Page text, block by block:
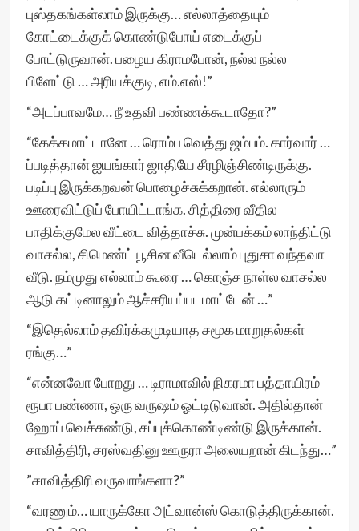
புஸ்தகங்கள்லாம் இருக்கு… எல்லாத்தையும்
கோட்டைக்குக் கொண்டுபோய் எடைக்குப்
போட்டுருவான். பழைய கிராமபோன், நல்ல நல்ல
பிளேட்டு … அரியக்குடி, எம்.எஸ்!”
“அடப்பாவமே… நீ உதவி பண்ணக்கூடாதோ?”
“கேக்கமாட்டானே … ரொம்ப வெத்து ஜம்பம். கார்வார் …
ப்படித்தான் ஐயங்கார் ஜாதியே சீரழிஞ்சிண்டிருக்கு.
படிப்பு இருக்கறவன் பொழைச்சுக்கறான். எல்லாரும்
ஊரைவிட்டுப் போயிட்டாங்க. சித்திரை வீதில
பாதிக்குமேல வீட்டை வித்தாச்சு. முன்பக்கம் லாந்திட்டு
வாசல்ல, சிமெண்ட் பூசின வீடெல்லாம் புதுசா வந்தவா
வீடு. நம்முது எல்லாம் கூரை … கொஞ்ச நாள்ல வாசல்ல
ஆடு கட்டினாலும் ஆச்சரியப்படமாட்டேன் …”
“இதெல்லாம் தவிர்க்கமுடியாத சமூக மாறுதல்கள்
ரங்கு…”
“என்னவோ போறது … டிராமாவில் நிகரமா பத்தாயிரம்
ரூபா பண்ணா, ஒரு வருஷம் ஓட்டிடுவான். அதில்தான்
ஹோப் வெச்சுண்டு, சப்புக்கொண்டிண்டு இருக்கான்.
சாவித்திரி, சரஸ்வதினு ஊருரா அலையறான் கிடந்து…”
”சாவித்திரி வருவாங்களா?”
“வரணும்… யாருக்கோ அட்வான்ஸ் கொடுத்திருக்கான்.